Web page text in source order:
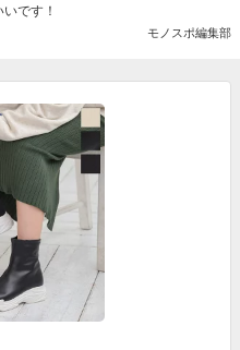
です！
モノスポ編集部